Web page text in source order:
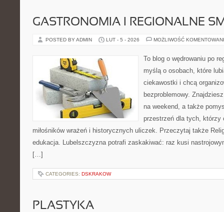
GASTRONOMIA I REGIONALNE
POSTED BY ADMIN LUT - 5 - 2026 MOŻLIWOŚĆ
To blog o wędrowaniu po
myślą o osobach, które
ciekawostki i chcą
bezproblemowy.
na weekend, a także
przestrzeń dla tych, którzy
miłośników wrażeń i historycznych uliczek. Przeczytaj także
edukacja. Lubelszczyzna potrafi zaskakiwać: raz kusi
[…]
CATEGORIES: DSKRAKOW
PLASTYKA